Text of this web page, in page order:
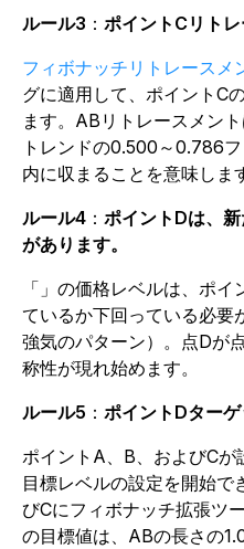
ルール3 ： ポイントCリトレ
フィボナッチリトレースメ
グに適用して、ポイントC
ます。ABリトレースメン
トレンドの0.500～0.786
内に収まることを意味しま
ルール4 ： ポイントDは、
があります。
「」の価格レベルは、ポ
ているか下回っている必要
強気のパターン）。点Dが
称性が現れ始めます。
ルール5 ： ポイントDターゲ
ポイントA、B、およびC
目標レベルの設定を開始で
びCにフィボナッチ拡張ツ
の目標値は、ABの長さの